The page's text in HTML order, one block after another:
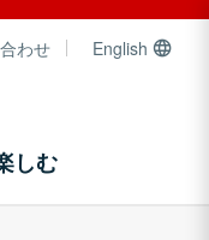
わせ English
しむ